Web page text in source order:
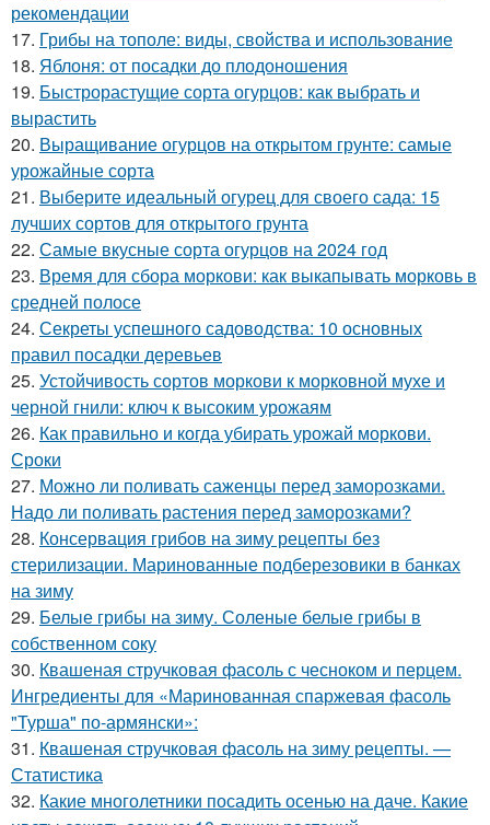
рекомендации
17. Грибы на тополе: виды, свойства и использование
18. Яблоня: от посадки до плодоношения
19. Быстрорастущие сорта огурцов: как выбрать и
вырастить
20. Выращивание огурцов на открытом грунте: самые
урожайные сорта
21. Выберите идеальный огурец для своего сада: 15
лучших сортов для открытого грунта
22. Самые вкусные сорта огурцов на 2024 год
23. Время для сбора моркови: как выкапывать морковь в
средней полосе
24. Секреты успешного садоводства: 10 основных
правил посадки деревьев
25. Устойчивость сортов моркови к морковной мухе и
черной гнили: ключ к высоким урожаям
26. Как правильно и когда убирать урожай моркови.
Сроки
27. Можно ли поливать саженцы перед заморозками.
Надо ли поливать растения перед заморозками?
28. Консервация грибов на зиму рецепты без
стерилизации. Маринованные подберезовики в банках
на зиму
29. Белые грибы на зиму. Соленые белые грибы в
собственном соку
30. Квашеная стручковая фасоль с чесноком и перцем.
Ингредиенты для «Маринованная спаржевая фасоль
"Турша" по-армянски»:
31. Квашеная стручковая фасоль на зиму рецепты. —
Статистика
32. Какие многолетники посадить осенью на даче. Какие